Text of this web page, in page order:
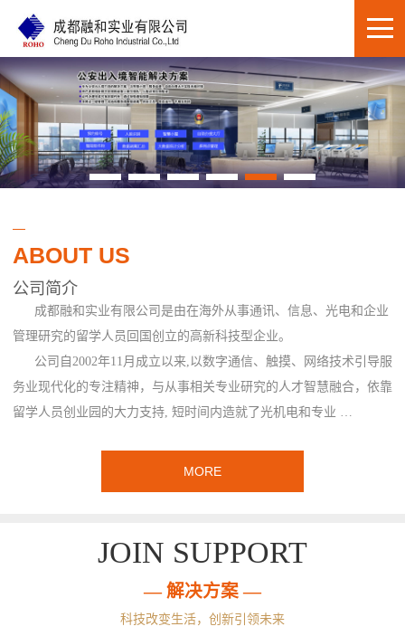
ABOUT US
公司简介
成都融和实业有限公司是由在海外从事通讯、信息、光电和企业
管理研究的留学人员回国创立的高新科技型企业。
公司自2002年11月成立以来,以数字通信、触摸、网络技术引导服
务业现代化的专注精神，与从事相关专业研究的人才智慧融合，依靠
留学人员创业园的大力支持, 短时间内造就了光机电和专业 …
MORE
JOIN SUPPORT
— 解决方案 —
科技改变生活，创新引领未来